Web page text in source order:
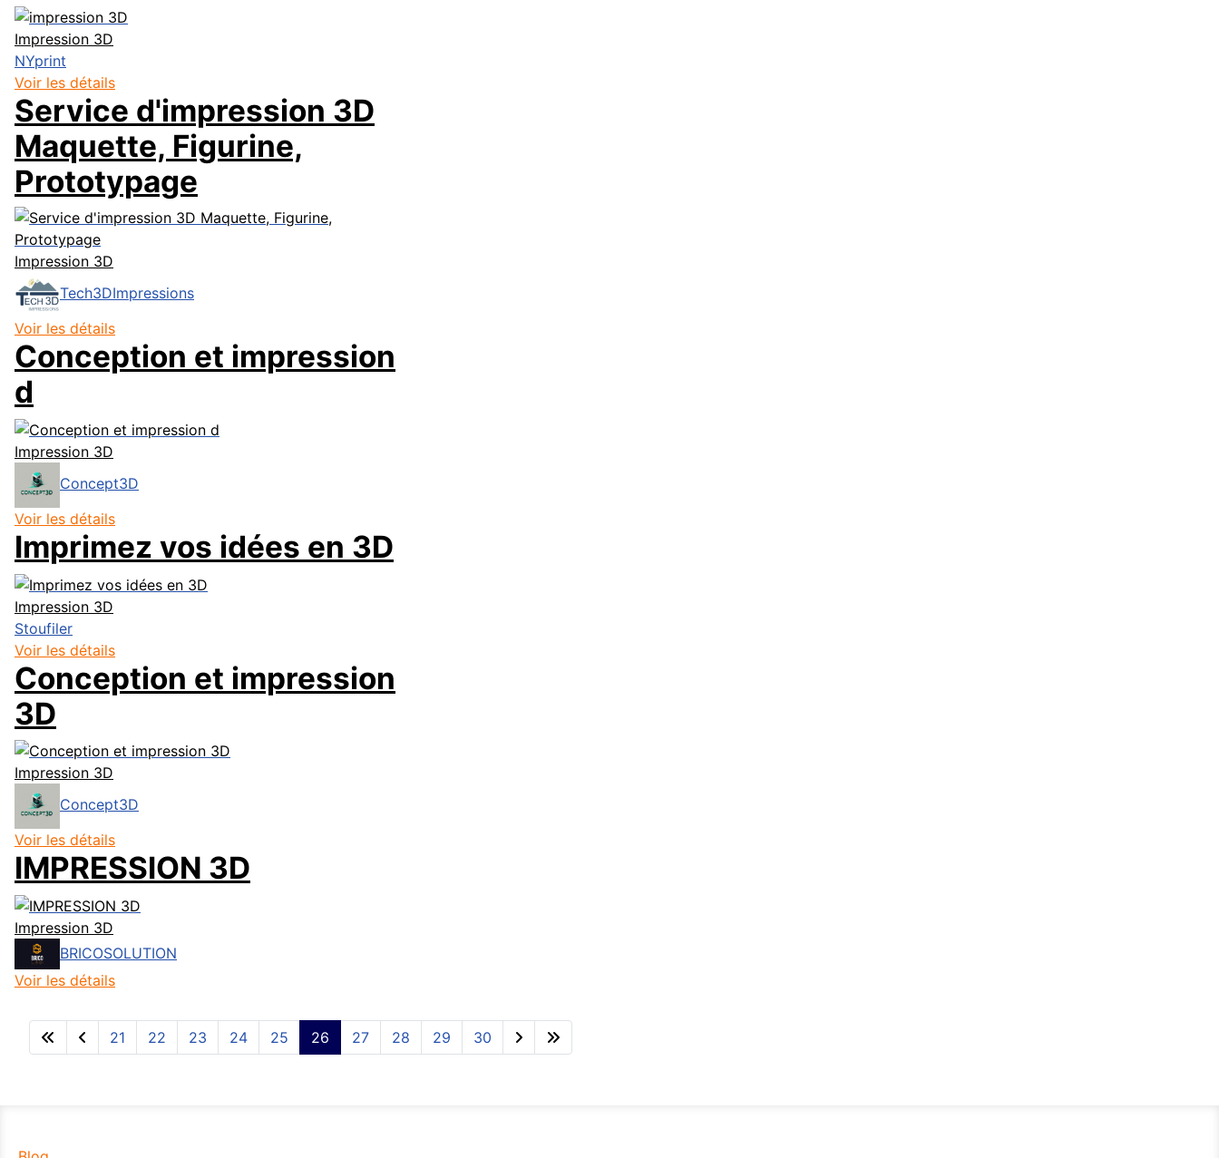
Impression 3D
NYprint
Voir les détails
Service d'impression 3D
Maquette, Figurine,
Prototypage
Impression 3D
Tech3DImpressions
Voir les détails
Conception et impression
d
Impression 3D
Concept3D
Voir les détails
Imprimez vos idées en 3D
Impression 3D
Stoufiler
Voir les détails
Conception et impression
3D
Impression 3D
Concept3D
Voir les détails
IMPRESSION 3D
Impression 3D
BRICOSOLUTION
Voir les détails
21 22 23 24 25 26 27 28 29 30